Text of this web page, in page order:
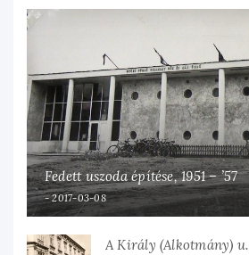
Fedett uszoda építése, 1951 – ’57
2017-03-08
A Király (Alkotmány) u.